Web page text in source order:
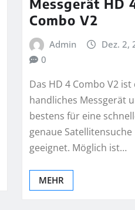
Combo V2
Admin
Dez. 2,
0
Das HD 4 Combo V2 ist
handliches Messgerät
bestens für eine
genaue Satellitensuche
geeignet. Möglich ist…
MEHR